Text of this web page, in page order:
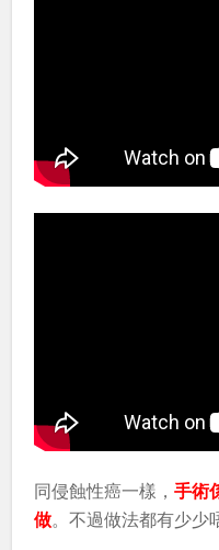
同侵蝕性癌一樣，手術
做。不過做法都有少少